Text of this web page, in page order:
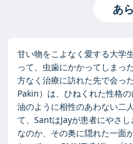
あ
甘い物をこよなく愛する大学
って、虫歯にかかってしまっ
方なく治療に訪れた先で会っ
Pakin）は、ひねくれた性格
油のように相性のあわない二
て、SantはJayが患者にやさ
なのか、その奥に隠れた一面